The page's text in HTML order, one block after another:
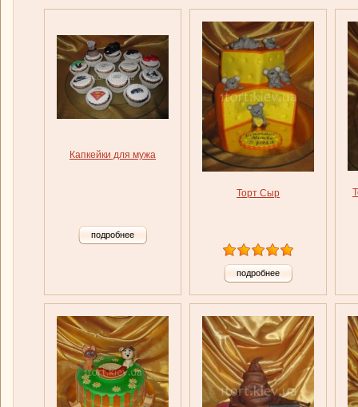
Капкейки для мужа
подробнее
Торт Сыр
подробнее